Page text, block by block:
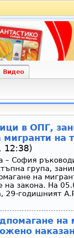
Видео
в ОПГ,
на
12:38)
София
група,
на
на закона. На
годишният
на